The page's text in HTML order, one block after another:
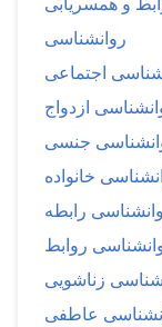
روانشناسی
اجتماعی
ازدواج
جنسی
خانواده
رابطه
روابط
زناشویی
عاطفی